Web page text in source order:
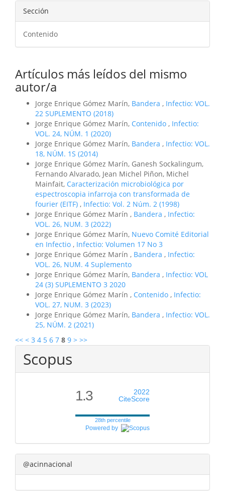
Sección
Contenido
Artículos más leídos del mismo
autor/a
Jorge Enrique Gómez Marín, Bandera , Infectio: VOL.
22 SUPLEMENTO (2018)
Jorge Enrique Gómez Marín, Contenido , Infectio:
VOL. 24, NÚM. 1 (2020)
Jorge Enrique Gómez Marín, Bandera , Infectio: VOL.
18, NÚM. 1S (2014)
Jorge Enrique Gómez Marín, Ganesh Sockalingum,
Fernando Alvarado, Jean Michel Piñon, Michel
Mainfait, Caracterización microbiológica por
espectroscopia infarroja con transformada de
fourier (EITF) , Infectio: Vol. 2 Núm. 2 (1998)
Jorge Enrique Gómez Marín , Bandera , Infectio:
VOL. 26, NUM. 3 (2022)
Jorge Enrique Gómez Marín, Nuevo Comité Editorial
en Infectio , Infectio: Volumen 17 No 3
Jorge Enrique Gómez Marín , Bandera , Infectio:
VOL. 26, NUM. 4 Suplemento
Jorge Enrique Gómez Marín, Bandera , Infectio: VOL
24 (3) SUPLEMENTO 3 2020
Jorge Enrique Gómez Marín , Contenido , Infectio:
VOL. 27, NUM. 3 (2023)
Jorge Enrique Gómez Marín, Bandera , Infectio: VOL.
25, NÚM. 2 (2021)
<< < 3 4 5 6 7 8 9 > >>
Scopus
1.3
2022
CiteScore
28th percentile
Powered by
@acinnacional